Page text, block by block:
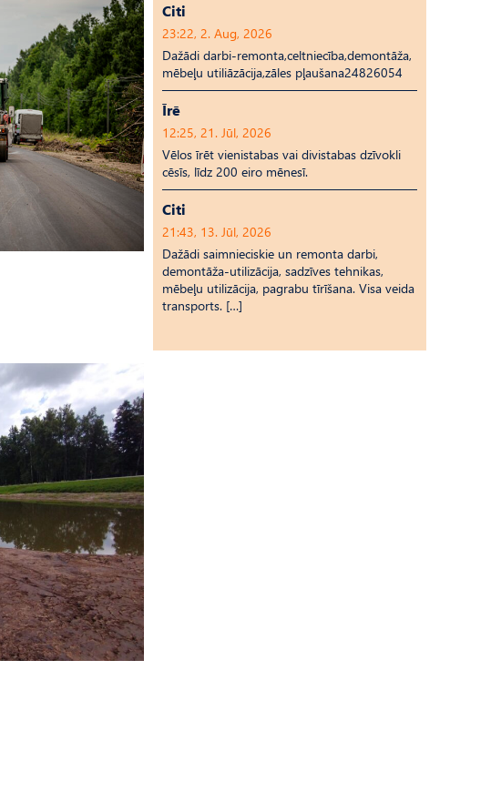
Citi
23:22, 2. Aug, 2026
Dažādi darbi-remonta,celtniecība,demontāža,
mēbeļu utiliāzācija,zāles pļaušana24826054
Īrē
12:25, 21. Jūl, 2026
Vēlos īrēt vienistabas vai divistabas dzīvokli
cēsīs, līdz 200 eiro mēnesī.
Citi
21:43, 13. Jūl, 2026
Dažādi saimnieciskie un remonta darbi,
demontāža-utilizācija, sadzīves tehnikas,
mēbeļu utilizācija, pagrabu tīrīšana. Visa veida
transports. […]